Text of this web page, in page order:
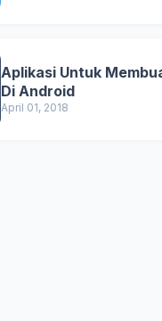
Aplikasi Untuk
Di Android
April 01, 2018